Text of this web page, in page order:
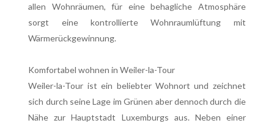
allen Wohnräumen, für eine behagliche Atmosphäre
sorgt eine kontrollierte Wohnraumlüftung mit
Wärmerückgewinnung.
Komfortabel wohnen in Weiler-la-Tour
Weiler-la-Tour ist ein beliebter Wohnort und zeichnet
sich durch seine Lage im Grünen aber dennoch durch die
Nähe zur Hauptstadt Luxemburgs aus. Neben einer